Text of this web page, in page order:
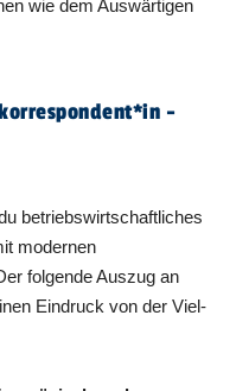
wie dem Auswärtigen
*in -
betriebswirtschaftliches
modernen
folgende Auszug an
Eindruck von der Viel­